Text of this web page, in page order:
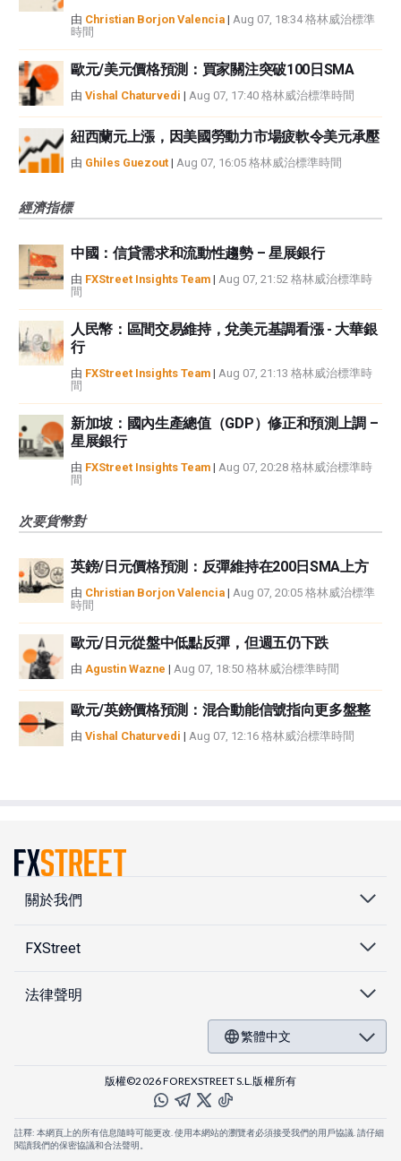
由 Christian Borjon Valencia | Aug 07, 18:34 格林威治標準
時間
歐元/美元價格預測：買家關注突破100日SMA
由 Vishal Chaturvedi | Aug 07, 17:40 格林威治標準時間
紐西蘭元上漲，因美國勞動力市場疲軟令美元承壓
由 Ghiles Guezout | Aug 07, 16:05 格林威治標準時間
經濟指標
中國：信貸需求和流動性趨勢 – 星展銀行
由 FXStreet Insights Team | Aug 07, 21:52 格林威治標準時
間
人民幣：區間交易維持，兌美元基調看漲 - 大華銀
行
由 FXStreet Insights Team | Aug 07, 21:13 格林威治標準時
間
新加坡：國內生產總值（GDP）修正和預測上調 –
星展銀行
由 FXStreet Insights Team | Aug 07, 20:28 格林威治標準時
間
次要貨幣對
英鎊/日元價格預測：反彈維持在200日SMA上方
由 Christian Borjon Valencia | Aug 07, 20:05 格林威治標準
時間
歐元/日元從盤中低點反彈，但週五仍下跌
由 Agustin Wazne | Aug 07, 18:50 格林威治標準時間
歐元/英鎊價格預測：混合動能信號指向更多盤整
由 Vishal Chaturvedi | Aug 07, 12:16 格林威治標準時間
關於我們
FXStreet
法律聲明
繁體中文
版權©2026 FOREXSTREET S.L.版權所有
註釋: 本網頁上的所有信息隨時可能更改. 使用本網站的瀏覽者必須接受我們的用戶協議. 請仔細
閱讀我們的保密協議和合法聲明。